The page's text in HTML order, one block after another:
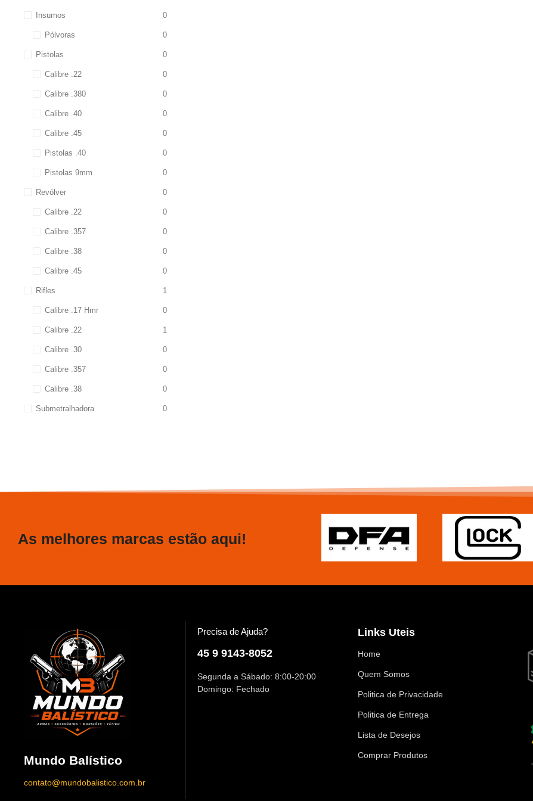
Insumos 0
Pólvoras 0
Pistolas 0
Calibre .22 0
Calibre .380 0
Calibre .40 0
Calibre .45 0
Pistolas .40 0
Pistolas 9mm 0
Revólver 0
Calibre .22 0
Calibre .357 0
Calibre .38 0
Calibre .45 0
Rifles 1
Calibre .17 Hmr 0
Calibre .22 1
Calibre .30 0
Calibre .357 0
Calibre .38 0
Submetralhadora 0
As melhores marcas estão aqui!
Mundo Balístico
contato@mundobalistico.com.br
Precisa de Ajuda?
45 9 9143-8052
Segunda a Sábado: 8:00-20:00
Domingo: Fechado
Links Uteis
Home
Quem Somos
Politica de Privacidade
Politica de Entrega
Lista de Desejos
Comprar Produtos